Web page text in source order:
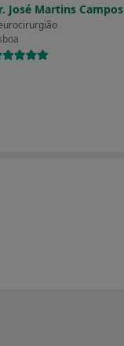
José Martins Campos